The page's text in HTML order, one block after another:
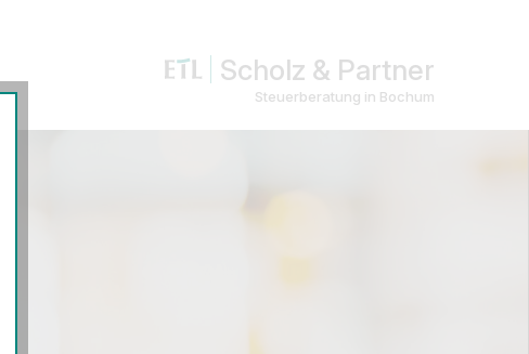
Scholz & Partner
Steuerberatung in Bochum